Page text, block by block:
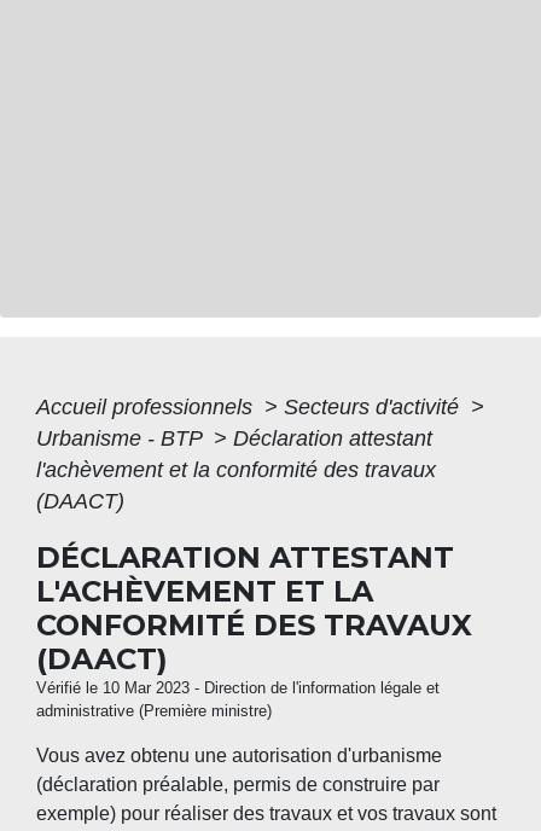
Accueil professionnels > Secteurs d'activité >
Urbanisme - BTP > Déclaration attestant
l'achèvement et la conformité des travaux
(DAACT)
DÉCLARATION ATTESTANT
L'ACHÈVEMENT ET LA
CONFORMITÉ DES TRAVAUX
(DAACT)
Vérifié le 10 Mar 2023 - Direction de l'information légale et
administrative (Première ministre)
Vous avez obtenu une autorisation d'urbanisme
(déclaration préalable, permis de construire par
exemple) pour réaliser des travaux et vos travaux sont